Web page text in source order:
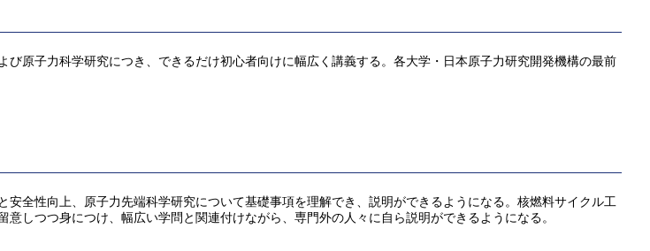
原子力科学研究につき、できるだけ初心者向けに幅広く講義する。各大学・日本原子力研究開発機構の最前
全性向上、原子力先端科学研究について基礎事項を理解でき、説明ができるようになる。核燃料サイクル工
しつつ身につけ、幅広い学問と関連付けながら、専門外の人々に自ら説明ができるようになる。